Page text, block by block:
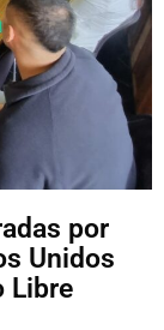
por
Unidos
Libre